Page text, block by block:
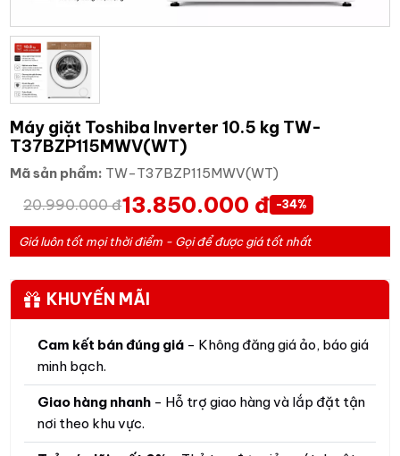
Máy giặt Toshiba Inverter 10.5 kg TW-
T37BZP115MWV(WT)
Mã sản phẩm: TW-T37BZP115MWV(WT)
20.990.000 đ13.850.000 đ -34%
Giá luôn tốt mọi thời điểm - Gọi để được giá tốt nhất
KHUYẾN MÃI
Cam kết bán đúng giá - Không đăng giá ảo, báo giá
minh bạch.
Giao hàng nhanh - Hỗ trợ giao hàng và lắp đặt tận
nơi theo khu vực.